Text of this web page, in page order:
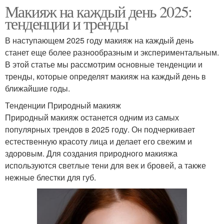
Макияж на каждый день 2025:
тенденции и тренды
В наступающем 2025 году макияж на каждый день
станет еще более разнообразным и экспериментальным.
В этой статье мы рассмотрим основные тенденции и
тренды, которые определят макияж на каждый день в
ближайшие годы.
Тенденции Природный макияж
Природный макияж останется одним из самых
популярных трендов в 2025 году. Он подчеркивает
естественную красоту лица и делает его свежим и
здоровым. Для создания природного макияжа
используются светлые тени для век и бровей, а также
нежные блестки для губ.